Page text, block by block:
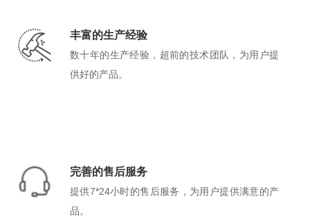
丰富的生产经验
数十年的生产经验，超前的技术团队，为用户提
供好的产品。
完善的售后服务
提供7*24小时的售后服务，为用户提供满意的产
品。